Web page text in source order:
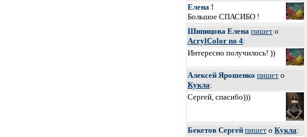
Елена !
Большое СПАСИБО !
Шипицова Елена пишет о
AcrylColor no 4:
Интересно получилось! ))
Алексей Ярошенко пишет о
Кукла:
Сергей, спасибо)))
Бекетов Сергей пишет о Кукла: